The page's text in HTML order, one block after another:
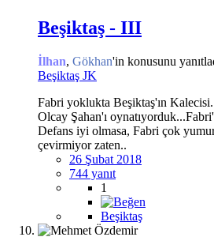
Beşiktaş - III
İlhan, Gökhan'in konusunu
Beşiktaş JK
Fabri yoklukta Beşiktaş'ın
Olcay Şahan'ı
Defans iyi olmasa, Fabri çok
çevirmiyor zaten..
26 Şubat 2018
744 yanıt
1
Beşiktaş